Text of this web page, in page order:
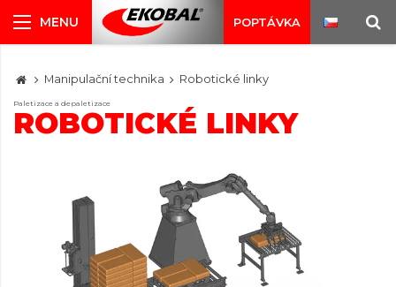
POPTÁVKA
Manipulační technika Robotické linky
Paletizace a depaletizace
ROBOTICKÉ LINKY